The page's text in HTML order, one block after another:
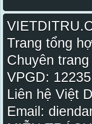
Trang tổng
Chuyên
VPGD:
Liên hệ Việt
Email: